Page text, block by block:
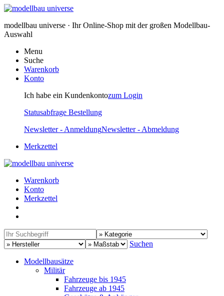
modellbau universe · Ihr Online-Shop mit der großen Modellbau-
Auswahl
Menu
Suche
Warenkorb
Konto
Ich habe ein Kundenkontozum Login
Statusabfrage Bestellung
Newsletter - AnmeldungNewsletter - Abmeldung
Merkzettel
Warenkorb
Konto
Merkzettel
Suchen
Modellbausätze
Militär
Fahrzeuge bis 1945
Fahrzeuge ab 1945